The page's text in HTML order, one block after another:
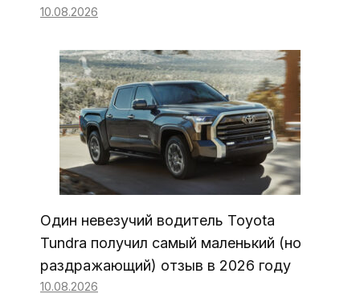
10.08.2026
Один невезучий водитель Toyota
Tundra получил самый маленький (но
раздражающий) отзыв в 2026 году
10.08.2026